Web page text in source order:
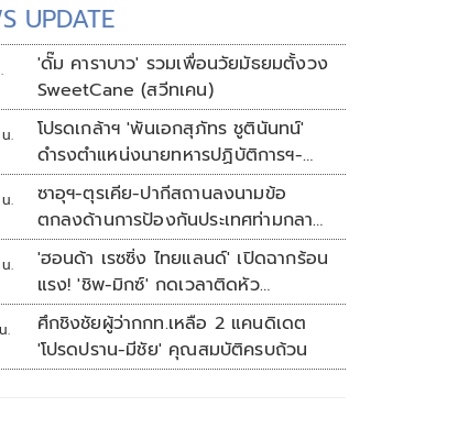
UPDATE
'ดั๊ม คาราบาว' รวมเพื่อนวัยมัธยมตั้งวง
SweetCane (สวีทเคน)
.
โปรดเกล้าฯ 'พันเอกสุภัทร ชูตินันทน์'
ดำรงตำแหน่งนายทหารปฏิบัติการฯ-
พระราชทานยศ 'พลตรี'
.
ซาอุฯ-ตุรเคีย-ปากีสถานลงนามข้อ
ตกลงด้านการป้องกันประเทศท่ามกลาง
สงครามในภูมิภาค
.
'ฮอนด้า เรซซิ่ง ไทยแลนด์' เปิดฉากร้อน
แรง! 'ชิพ-มิกซ์' กดเวลาติดหัว
แถว ARRC สนาม 4 ที่มัลดาลิกา
.
ศึกชิงชัยผู้ว่ากกท.เหลือ 2 แคนดิเดต
'โปรดปราน-มีชัย' คุณสมบัติครบถ้วน